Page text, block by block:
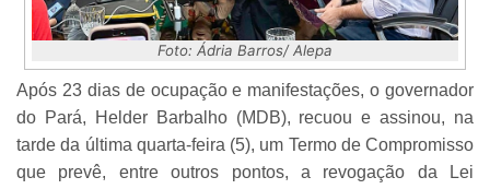
Foto: Ádria Barros/ Alepa
Após 23 dias de ocupação e manifestações, o governador
do Pará, Helder Barbalho (MDB), recuou e assinou, na
tarde da última quarta-feira (5), um Termo de Compromisso
que prevê, entre outros pontos, a revogação da Lei